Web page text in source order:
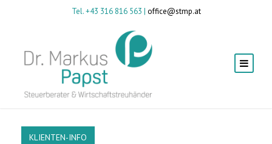
Tel. +43 316 816 563 | office@stmp.at
KLIENTEN-INFO